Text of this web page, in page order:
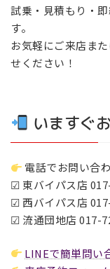
試乗・見積もり・
す。
お気軽にご来店ま
せください！
いますぐ
電話でお問い合
☑ 東バイパス店
☑ 西バイパス店
☑ 流通団地店 017-
LINEで簡単問い